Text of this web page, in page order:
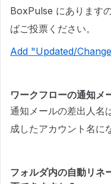
BoxPulse にあります
ばご投票ください。
Add "Updated/
ワークフローの通知メ
通知メールの差出人名
成したアカウント名に
フォルダ内の自動リネ